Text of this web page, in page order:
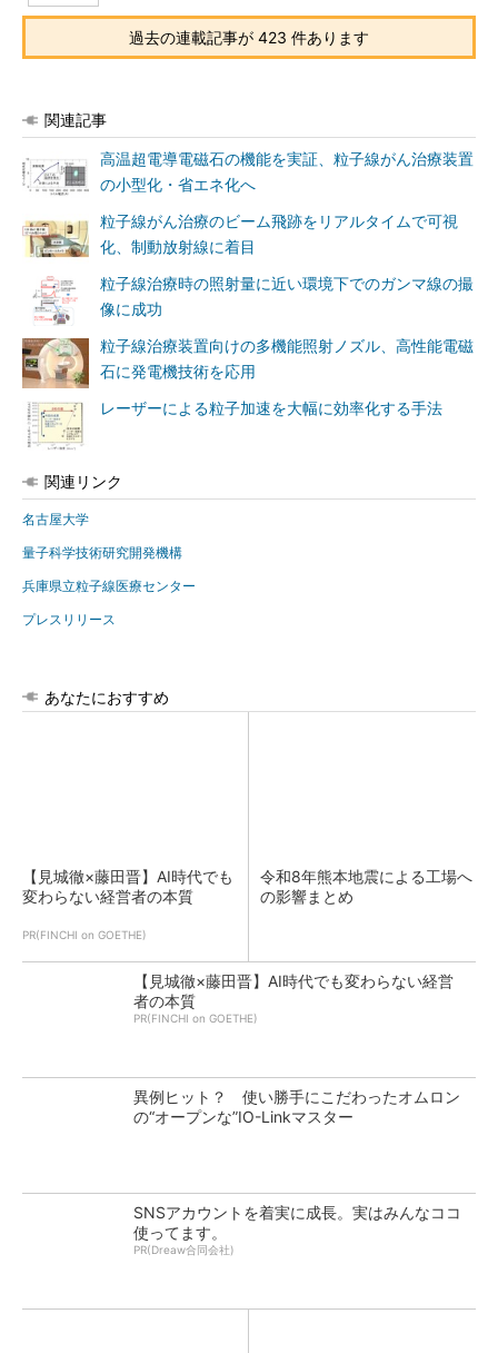
過去の連載記事が 423 件あります
関連記事
高温超電導電磁石の機能を実証、粒子線がん治療装置
の小型化・省エネ化へ
粒子線がん治療のビーム飛跡をリアルタイムで可視
化、制動放射線に着目
粒子線治療時の照射量に近い環境下でのガンマ線の撮
像に成功
粒子線治療装置向けの多機能照射ノズル、高性能電磁
石に発電機技術を応用
レーザーによる粒子加速を大幅に効率化する手法
関連リンク
名古屋大学
量子科学技術研究開発機構
兵庫県立粒子線医療センター
プレスリリース
あなたにおすすめ
【見城徹×藤田晋】AI時代でも
変わらない経営者の本質
PR(FINCHI on GOETHE)
令和8年熊本地震による工場へ
の影響まとめ
【見城徹×藤田晋】AI時代でも変わらない経営
者の本質
PR(FINCHI on GOETHE)
異例ヒット？ 使い勝手にこだわったオムロン
の“オープンな”IO-Linkマスター
SNSアカウントを着実に成長。実はみんなココ
使ってます。
PR(Dreaw合同会社)